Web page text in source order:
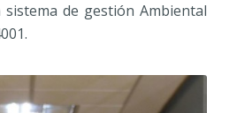
de gestión Ambiental